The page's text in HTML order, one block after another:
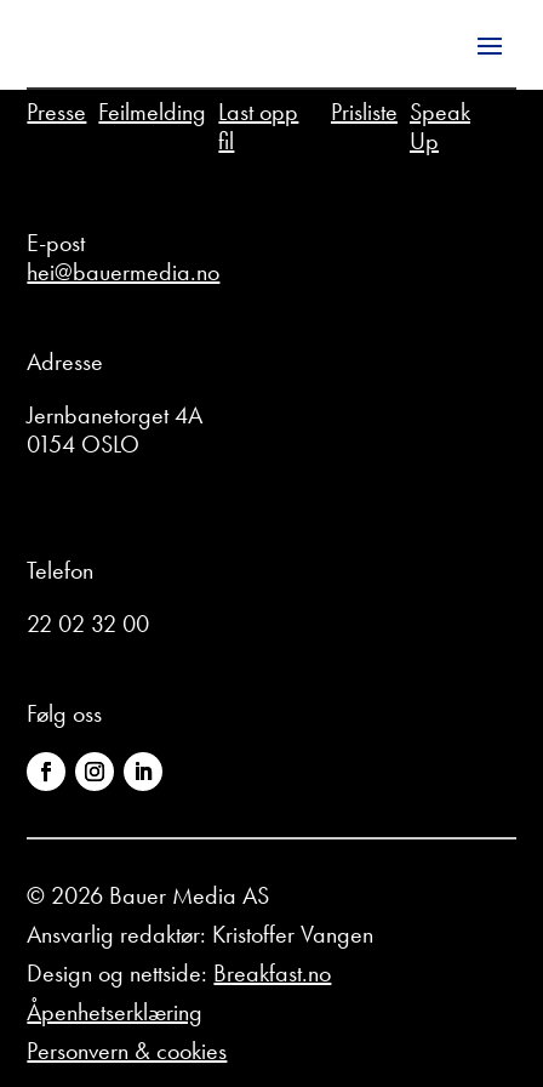
Presse Feilmelding Last opp
fil
Prisliste Speak
Up
E-post
hei@bauermedia.no
Adresse
Jernbanetorget 4A
0154 OSLO
Telefon
22 02 32 00
Følg oss
© 2026 Bauer Media AS
Ansvarlig redaktør: Kristoffer Vangen
Design og nettside: Breakfast.no
Åpenhetserklæring
Personvern & cookies